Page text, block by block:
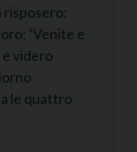
risposero:
‘Venite e
videro
le quattro